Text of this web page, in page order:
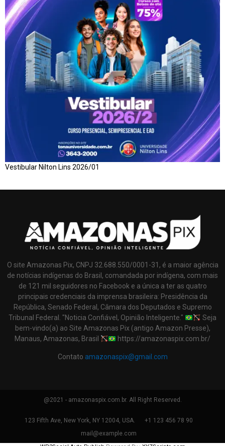
Vestibular Nilton Lins 2026/01
O site Amazonas Pix, CNPJ 32.688.550/0001-31, é a maior agência
de notícias indígenas do Brasil, comandada por indígena, com mais
de 121 mil seguidores no Facebook e a única a ter as quatro
principais credenciais da imprensa brasileira: Presidência da
República, Senado Federal, Câmara dos Deputados e Supremo
Tribunal Federal. "Noticia Confiável, Opinião Inteligente."
Seja
bem-vindo(a) ao Site Amazonas Pix (antigo Amazon Presse),
Manaus, Amazonas, Brasil
https://amazonaspix.com.br/
Contato amazonaspix@gmail.com
@2021 - amazonaspix.com.br. All Right Reserved.
123 Fifth Ave, New York, NY 12004, USA.
+1 123 456 78 90
mail@example.com